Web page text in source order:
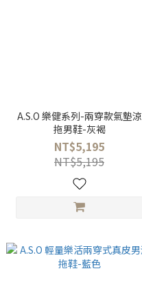
A.S.O 樂健系列-兩穿款氣墊涼
拖男鞋-灰褐
NT$5,195
NT$5,195